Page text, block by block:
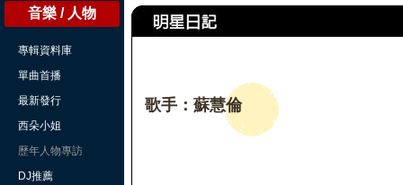
音樂 / 人物
專輯資料庫
單曲首播
最新發行
西朵小姐
歷年人物專訪
DJ推薦
歌手：蘇慧倫